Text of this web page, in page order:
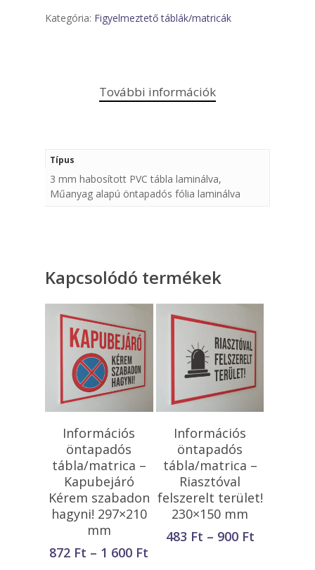
Kategória: Figyelmeztető táblák/matricák
További információk
Típus
3 mm habosított PVC tábla laminálva,
Műanyag alapú öntapadós fólia laminálva
Kapcsolódó termékek
Opciók Választása
Információs
öntapadós
tábla/matrica –
Kapubejáró
Kérem szabadon
hagyni! 297×210
mm
872 Ft – 1 600 Ft
Opciók Választása
Információs
öntapadós
tábla/matrica –
Riasztóval
felszerelt terület!
230×150 mm
483 Ft – 900 Ft